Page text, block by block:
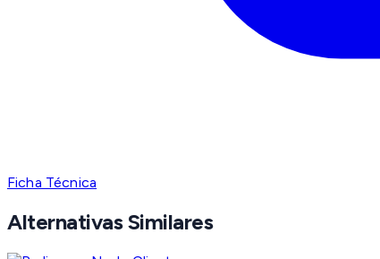
Ficha Técnica
Alternativas Similares